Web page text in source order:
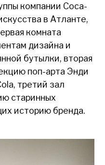
компании Coca-
в Атланте,
комната
дизайна и
бутылки, вторая
поп-арта Энди
третий зал
старинных
историю бренда.